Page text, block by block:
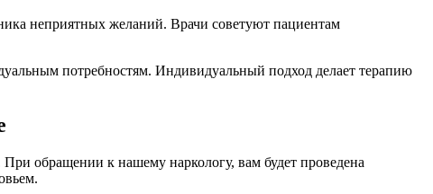
неприятных желаний. Врачи советуют пациентам
потребностям. Индивидуальный подход делает терапию
обращении к нашему наркологу, вам будет проведена